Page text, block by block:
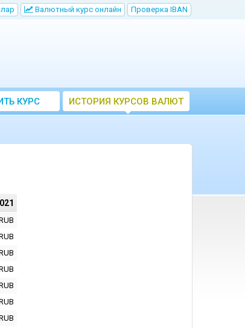
Bалютный курс онлайн Проверка IBAN
КУРС
ЦБ
ИСТОРИЯ КУРСОВ ВАЛЮТ
ЦБ РФ